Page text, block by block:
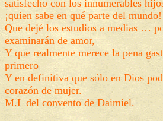
satisfecho con los innumerables
¡quien sabe en qué parte del mundo!
Que dejé los estudios a medias …
examinarán de amor,
Y que realmente merece la pena
primero
Y en definitiva que sólo en Dios
corazón de mujer.
M.L del convento de Daimiel.